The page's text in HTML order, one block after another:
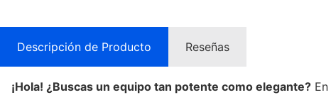
Descripción de Producto Reseñas
¡Hola! ¿Buscas un equipo tan potente como elegante? En